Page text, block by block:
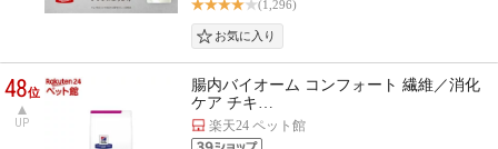
(1,296)
48位
UP
腸内バイオーム コンフォート 繊維／消化
ケア チキ…
楽天24 ペット館